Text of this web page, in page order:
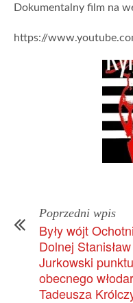
Dokumentalny film na
https://
Poprzedni wpis
Były wójt
Dolnej Stanisław
Jurkowski
obecnego
Tadeusza